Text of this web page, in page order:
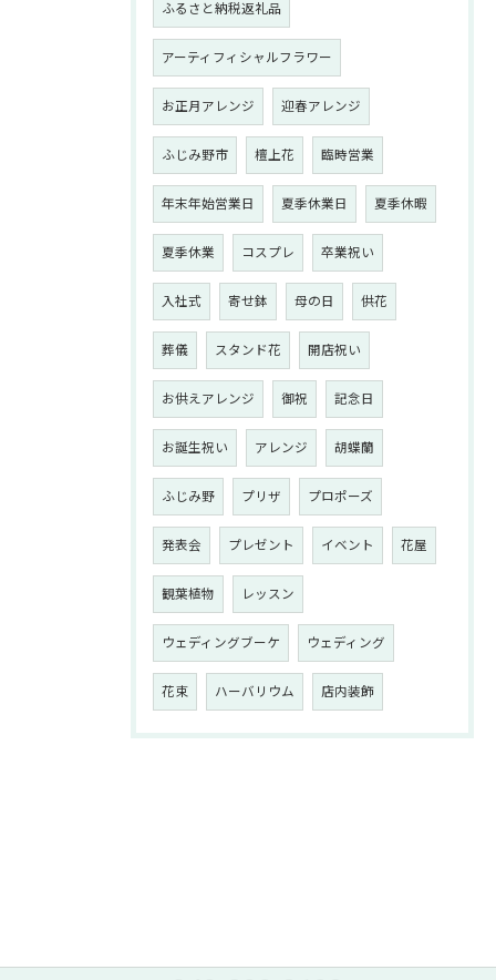
ふるさと納税返礼品
アーティフィシャルフラワー
お正月アレンジ 迎春アレンジ
ふじみ野市 檀上花 臨時営業
年末年始営業日 夏季休業日 夏季休暇
夏季休業 コスプレ 卒業祝い
入社式 寄せ鉢 母の日 供花
葬儀 スタンド花 開店祝い
お供えアレンジ 御祝 記念日
お誕生祝い アレンジ 胡蝶蘭
ふじみ野 プリザ プロポーズ
発表会 プレゼント イベント 花屋
観葉植物 レッスン
ウェディングブーケ ウェディング
花束 ハーバリウム 店内装飾